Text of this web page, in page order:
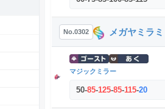
No.0302 メガヤミラミ
マジックミラー
50-85-125-85-115-20